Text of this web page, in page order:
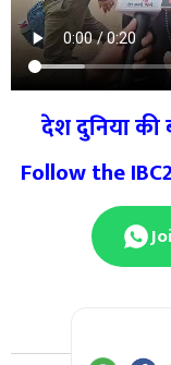
देश दुनिया
Follow the